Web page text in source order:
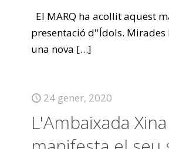
El MARQ ha acollit aquest
presentació d''Ídols. Mirades
una nova […]
24 gener, 2020
L'Ambaixada Xina